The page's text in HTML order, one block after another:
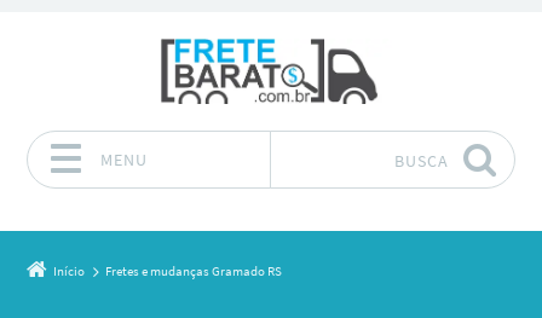
MENU BUSCA
Início Fretes e mudanças Gramado RS